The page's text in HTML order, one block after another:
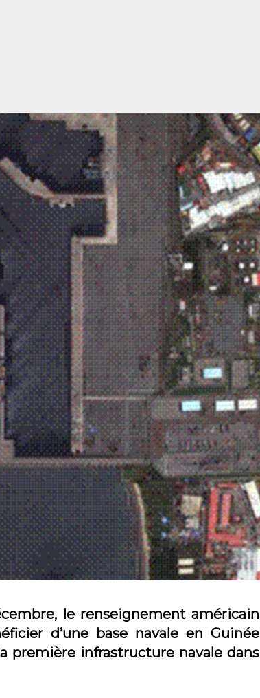
le renseignement américain
d’une base navale en Guinée
première infrastructure navale dans